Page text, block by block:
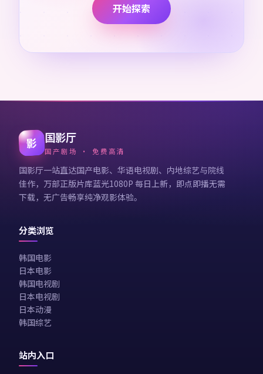
开始探索
影 国影厅
国产剧场 · 免费高清
国影厅一站直达国产电影、华语电视剧、内地综艺与院线
佳作，万部正版片库蓝光1080P 每日上新，即点即播无需
下载，无广告畅享纯净观影体验。
分类浏览
韩国电影
日本电影
韩国电视剧
日本电视剧
日本动漫
韩国综艺
站内入口